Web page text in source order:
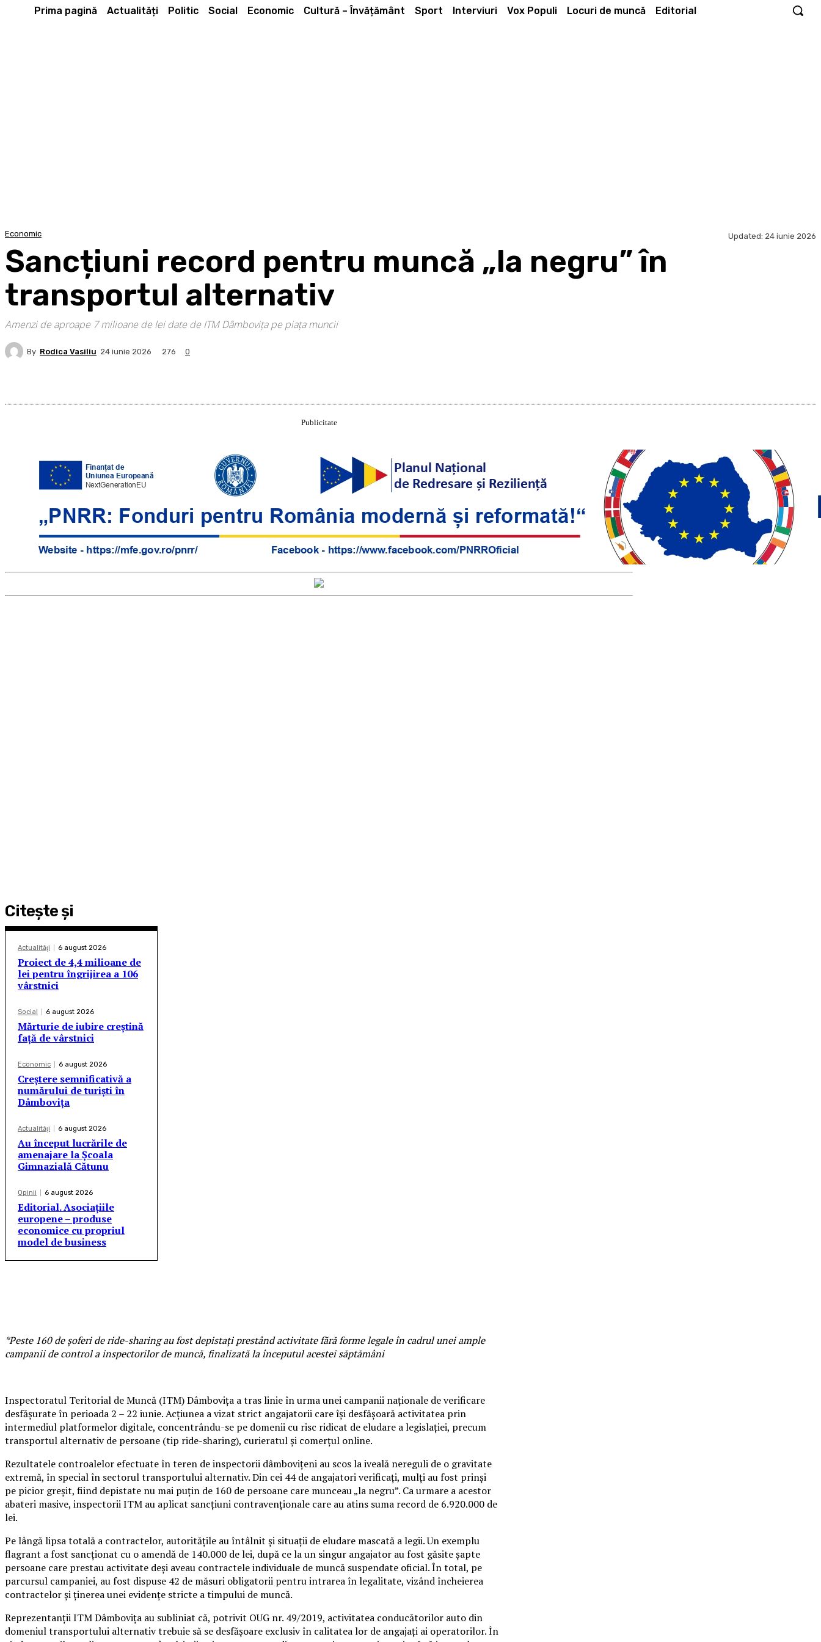
Prima pagină Actualități Politic Social Economic Cultură – Învățământ Sport Interviuri Vox Populi Locuri de muncă Editorial
Economic Updated: 24 iunie 2026
Sancțiuni record pentru muncă „la negru” în
transportul alternativ
Amenzi de aproape 7 milioane de lei date de ITM Dâmbovița pe piața muncii
By Rodica Vasiliu 24 iunie 2026 276 0
Publicitate
Citeşte şi
Actualităţi 6 august 2026
Proiect de 4,4 milioane de
lei pentru îngrijirea a 106
vârstnici
Social 6 august 2026
Mărturie de iubire creștină
față de vârstnici
Economic 6 august 2026
Creștere semnificativă a
numărului de turiști în
Dâmbovița
Actualităţi 6 august 2026
Au început lucrările de
amenajare la Școala
Gimnazială Cătunu
Opinii 6 august 2026
Editorial. Asociațiile
europene – produse
economice cu propriul
model de business
*Peste 160 de șoferi de ride-sharing au fost depistați prestând activitate fără forme legale în cadrul unei ample
campanii de control a inspectorilor de muncă, finalizată la începutul acestei săptămâni
Inspectoratul Teritorial de Muncă (ITM) Dâmbovița a tras linie în urma unei campanii naționale de verificare
desfășurate în perioada 2 – 22 iunie. Acțiunea a vizat strict angajatorii care își desfășoară activitatea prin
intermediul platformelor digitale, concentrându-se pe domenii cu risc ridicat de eludare a legislației, precum
transportul alternativ de persoane (tip ride-sharing), curieratul și comerțul online.
Rezultatele controalelor efectuate în teren de inspectorii dâmbovițeni au scos la iveală nereguli de o gravitate
extremă, în special în sectorul transportului alternativ. Din cei 44 de angajatori verificați, mulți au fost prinși
pe picior greșit, fiind depistate nu mai puțin de 160 de persoane care munceau „la negru”. Ca urmare a acestor
abateri masive, inspectorii ITM au aplicat sancțiuni contravenționale care au atins suma record de 6.920.000 de
lei.
Pe lângă lipsa totală a contractelor, autoritățile au întâlnit și situații de eludare mascată a legii. Un exemplu
flagrant a fost sancționat cu o amendă de 140.000 de lei, după ce la un singur angajator au fost găsite șapte
persoane care prestau activitate deși aveau contractele individuale de muncă suspendate oficial. În total, pe
parcursul campaniei, au fost dispuse 42 de măsuri obligatorii pentru intrarea în legalitate, vizând încheierea
contractelor și ținerea unei evidențe stricte a timpului de muncă.
Reprezentanții ITM Dâmbovița au subliniat că, potrivit OUG nr. 49/2019, activitatea conducătorilor auto din
domeniul transportului alternativ trebuie să se desfășoare exclusiv în calitatea lor de angajați ai operatorilor. În